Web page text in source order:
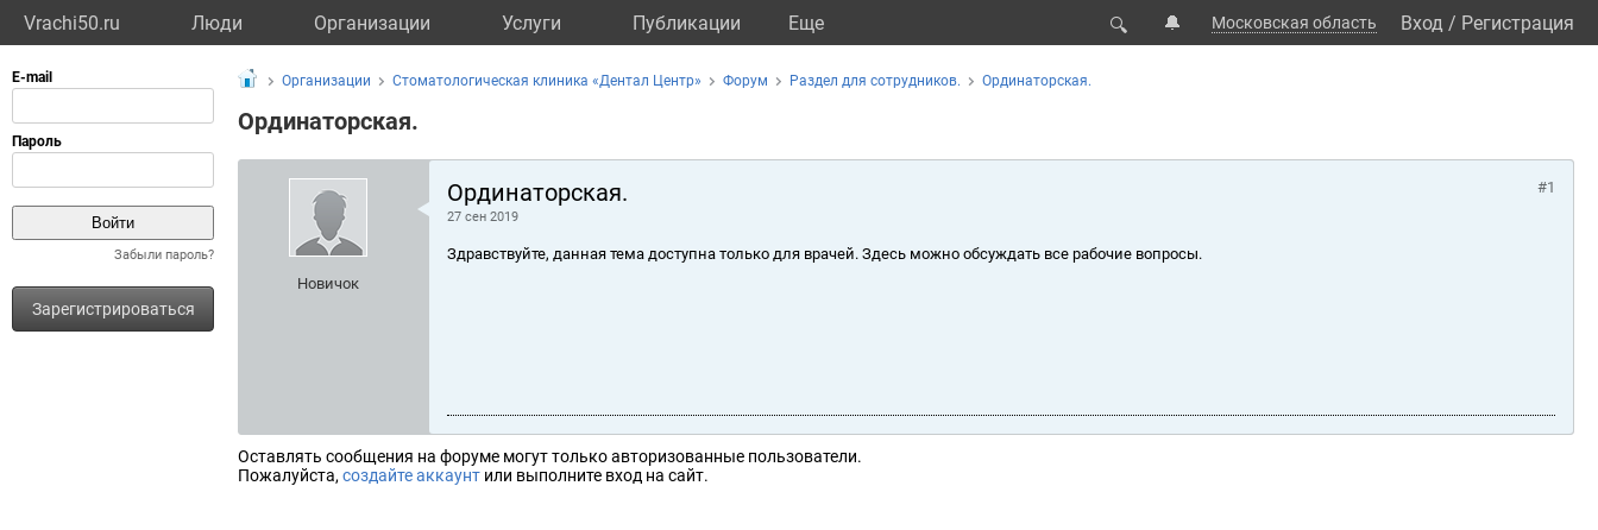
Vrachi50.ru Люди Организации Услуги Публикации Eще 🔍 🔔 Московская область Вход / Регистрация
Забыли пароль?
Зарегистрироваться
Организации Стоматологическая клиника «Дентал Центр» Форум Раздел для сотрудников. Ординаторская.
Ординаторская.
Новичок
Ординаторская.
27 сен 2019
#1
Здравствуйте, данная тема доступна только для врачей. Здесь можно обсуждать все рабочие вопросы.
Оставлять сообщения на форуме могут только авторизованные пользователи.
Пожалуйста, создайте аккаунт или выполните вход на сайт.